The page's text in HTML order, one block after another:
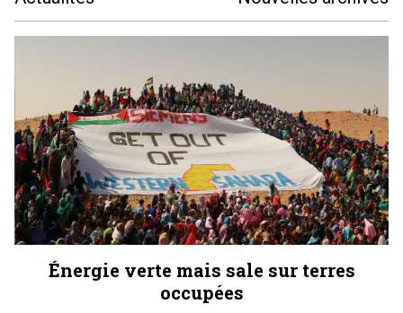
Énergie verte mais sale sur terres
occupées